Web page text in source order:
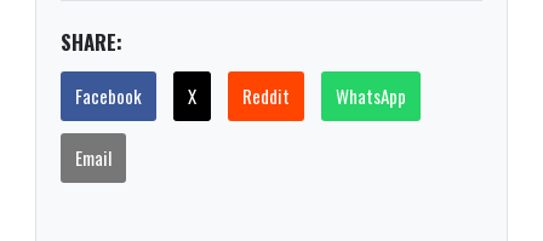
SHARE:
Facebook X Reddit WhatsApp
Email